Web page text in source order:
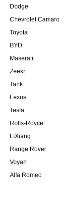
Dodge
Chevrolet Camaro
Toyota
BYD
Maserati
Zeekr
Tank
Lexus
Tesla
Rolls-Royce
LiXiang
Range Rover
Voyah
Alfa Romeo